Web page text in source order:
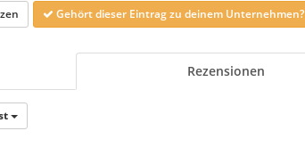
Gehört dieser Eintrag zu deinem Unternehmen?
Rezensionen